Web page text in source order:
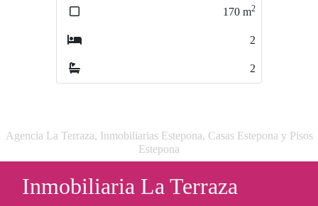
Agencia La Terraza, Inmobiliarias Estepona, Casas Estepona y Pisos
Estepona
Inmobiliaria La Terraza